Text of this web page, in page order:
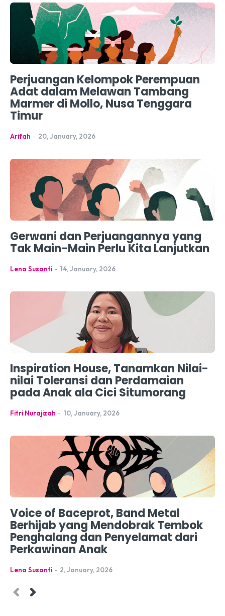
Perjuangan Kelompok Perempuan
Adat dalam Melawan Tambang
Marmer di Mollo, Nusa Tenggara
Timur
Arifah - 20, January, 2026
Gerwani dan Perjuangannya yang
Tak Main-Main Perlu Kita Lanjutkan
Lena Susanti - 14, January, 2026
Inspiration House, Tanamkan Nilai-
nilai Toleransi dan Perdamaian
pada Anak ala Cici Situmorang
Fitri Nurajizah - 10, January, 2026
Voice of Baceprot, Band Metal
Berhijab yang Mendobrak Tembok
Penghalang dan Penyelamat dari
Perkawinan Anak
Lena Susanti - 2, January, 2026